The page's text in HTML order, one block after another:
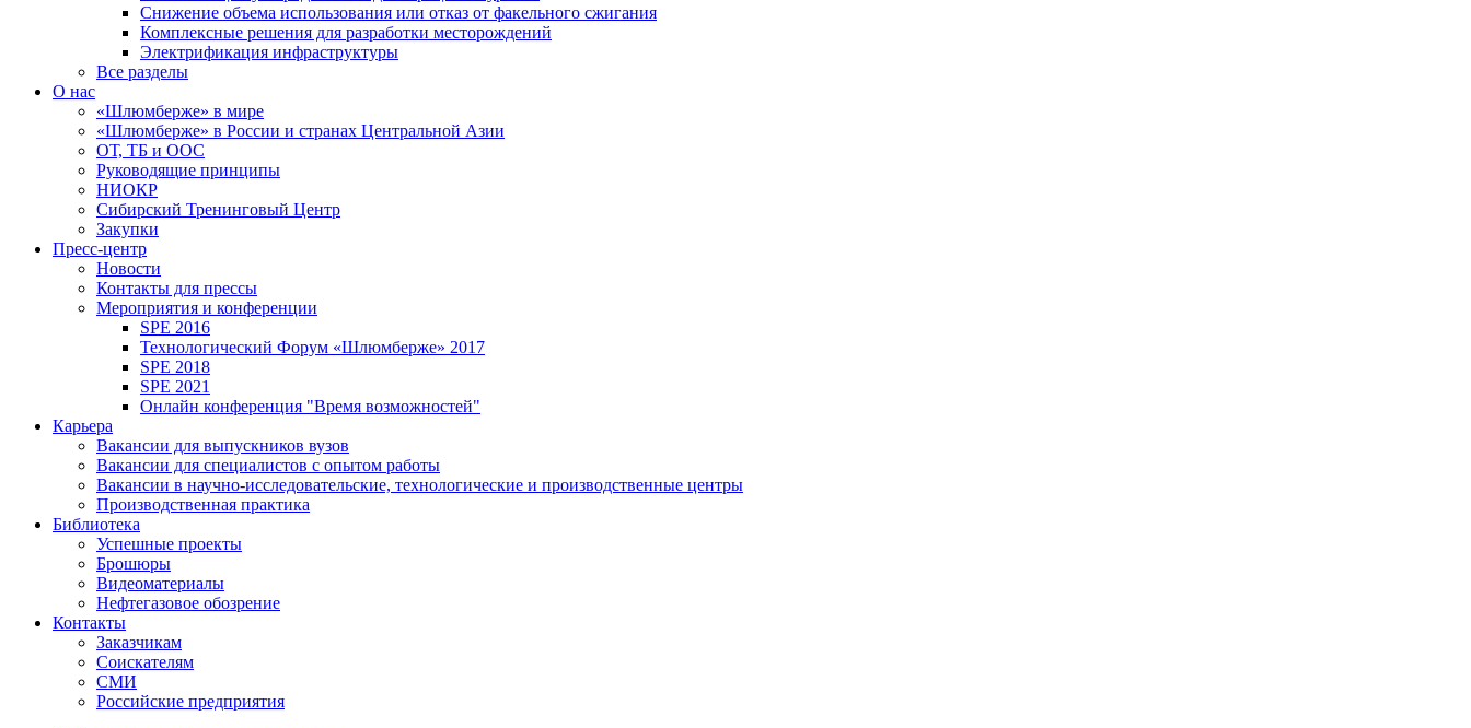
Снижение объема использования или отказ от факельного сжигания
Комплексные решения для разработки месторождений
Электрификация инфраструктуры
Все разделы
О нас
«Шлюмберже» в мире
«Шлюмберже» в России и странах Центральной Азии
ОТ, ТБ и ООС
Руководящие принципы
НИОКР
Сибирский Тренинговый Центр
Закупки
Пресс-центр
Новости
Контакты для прессы
Мероприятия и конференции
SPE 2016
Технологический Форум «Шлюмберже» 2017
SPE 2018
SPE 2021
Онлайн конференция "Время возможностей"
Карьера
Вакансии для выпускников вузов
Вакансии для специалистов с опытом работы
Вакансии в научно-исследовательские, технологические и производственные центры
Производственная практика
Библиотека
Успешные проекты
Брошюры
Видеоматериалы
Нефтегазовое обозрение
Контакты
Заказчикам
Соискателям
СМИ
Российские предприятия